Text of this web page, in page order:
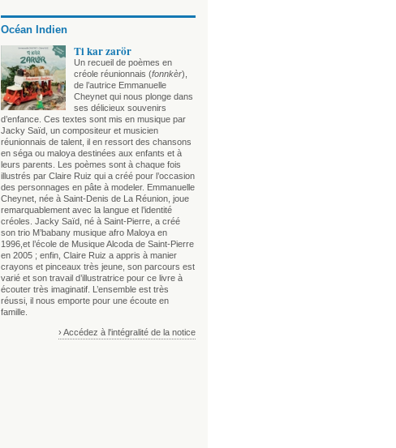
Océan Indien
Ti kar zarör
Un recueil de poèmes en
créole réunionnais (fonnkèr),
de l’autrice Emmanuelle
Cheynet qui nous plonge dans
ses délicieux souvenirs
d’enfance. Ces textes sont mis en musique par
Jacky Saïd, un compositeur et musicien
réunionnais de talent, il en ressort des chansons
en séga ou maloya destinées aux enfants et à
leurs parents. Les poèmes sont à chaque fois
illustrés par Claire Ruiz qui a créé pour l’occasion
des personnages en pâte à modeler. Emmanuelle
Cheynet, née à Saint-Denis de La Réunion, joue
remarquablement avec la langue et l’identité
créoles. Jacky Saïd, né à Saint-Pierre, a créé
son trio M’babany musique afro Maloya en
1996,et l’école de Musique Alcoda de Saint-Pierre
en 2005 ; enfin, Claire Ruiz a appris à manier
crayons et pinceaux très jeune, son parcours est
varié et son travail d’illustratrice pour ce livre à
écouter très imaginatif. L’ensemble est très
réussi, il nous emporte pour une écoute en
famille.
› Accédez à l'intégralité de la notice